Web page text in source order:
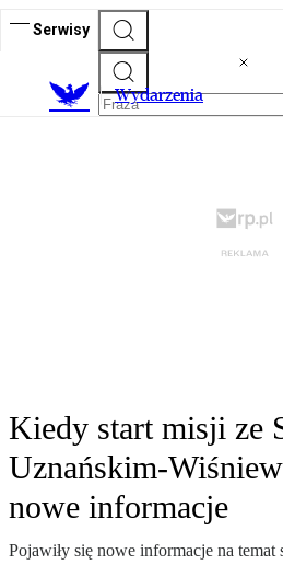
Serwisy
Wydarzenia
Kiedy start misji ze
Uznańskim-
nowe informacje
Pojawiły się nowe informacje na temat